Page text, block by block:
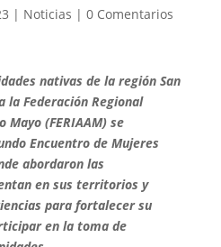
| Noticias | 0 Comentarios
nativas de la región San
la Federación Regional
(FERIAAM) se
Encuentro de Mujeres
abordaron las
en sus territorios y
para fortalecer su
en la toma de